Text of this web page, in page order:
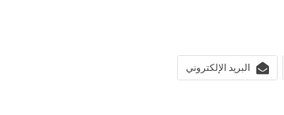
البريد الإلكتروني